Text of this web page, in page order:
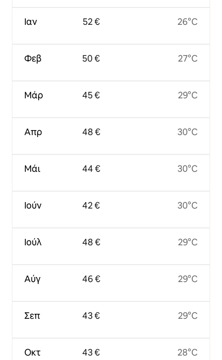
Ιαν
Φεβ
Μάρ
Απρ
Μάι
Ιούν
Ιούλ
Αύγ
Σεπ
Οκτ
52 €
50 €
45 €
48 €
44 €
42 €
48 €
46 €
43 €
43 €
26°C
27°C
29°C
30°C
30°C
30°C
29°C
29°C
29°C
28°C